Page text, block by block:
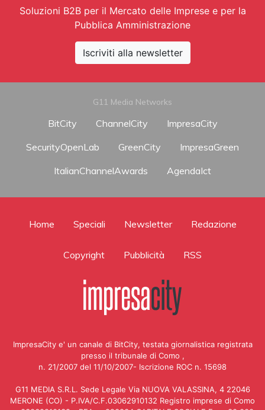
Soluzioni B2B per il Mercato delle Imprese e per la
Pubblica Amministrazione
Iscriviti alla newsletter
G11 Media Networks
BitCity ChannelCity
ImpresaCity
SecurityOpenLab
GreenCity
ImpresaGreen
ItalianChannelAwards
AgendaIct
Home Speciali Newsletter Redazione
Copyright Pubblicità RSS
ImpresaCity e' un canale di BitCity, testata giornalistica registrata
presso il tribunale di Como ,
n. 21/2007 del 11/10/2007- Iscrizione ROC n. 15698
G11 MEDIA S.R.L. Sede Legale Via NUOVA VALASSINA, 4 22046
MERONE (CO) - P.IVA/C.F.03062910132 Registro imprese di Como